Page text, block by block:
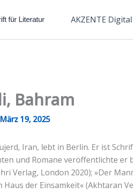
für Literatur AKZENTE Digital
Bahram
März 19, 2025
Iran, lebt in Berlin. Er ist
und Romane veröffentlichte er
Verlag, London 2020); »Der
Haus der Einsamkeit« (Akhtaran